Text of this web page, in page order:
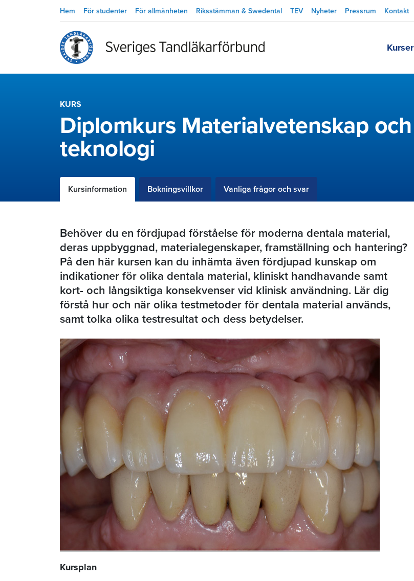
Hem För studenter För allmänheten Riksstämman & Swedental TEV Nyheter Pressrum Kontakt
Kurser
KURS
Diplomkurs Materialvetenskap och
teknologi
Kursinformation Bokningsvillkor Vanliga frågor och svar
Behöver du en fördjupad förståelse för moderna dentala material,
deras uppbyggnad, materialegenskaper, framställning och hantering?
På den här kursen kan du inhämta även fördjupad kunskap om
indikationer för olika dentala material, kliniskt handhavande samt
kort- och långsiktiga konsekvenser vid klinisk användning. Lär dig
förstå hur och när olika testmetoder för dentala material används,
samt tolka olika testresultat och dess betydelser.
Kursplan